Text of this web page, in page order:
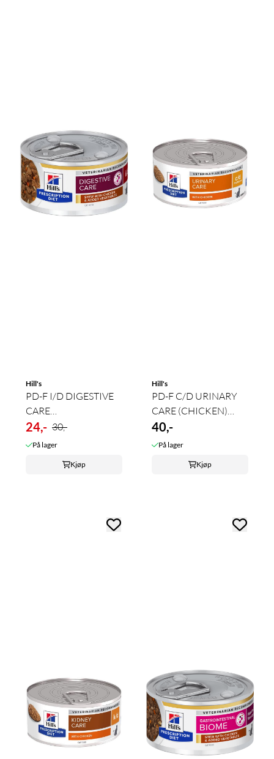
Hill's
PD-F I/D DIGESTIVE
CARE
(CHICKEN&VEGETABLES)
82g
24,- 30,-
På lager
Kjøp
Hill's
PD-F C/D URINARY
CARE (CHICKEN)
156g
40,-
På lager
Kjøp